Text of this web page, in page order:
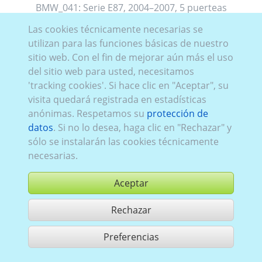
BMW_041: Serie E87, 2004–2007, 5 puerteas
comprar
compartir 1 aciertos
Utilización de acuerdo con las condiciones generales de contrato,
Las cookies técnicamente necesarias se
utilizan para las funciones básicas de nuestro
sitio web. Con el fin de mejorar aún más el uso
del sitio web para usted, necesitamos
'tracking cookies'. Si hace clic en "Aceptar", su
visita quedará registrada en estadísticas
anónimas. Respetamos su protección de
datos. Si no lo desea, haga clic en "Rechazar" y
sólo se instalarán las cookies técnicamente
necesarias.
Aceptar
Rechazar
Preferencias